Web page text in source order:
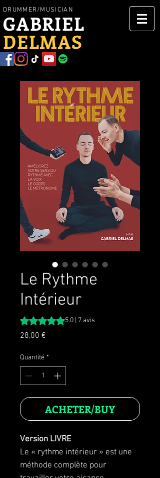
DRUMMER/MUSICIAN
GABRIEL
DELMAS
Le Rythme
Intérieur
La note est de 5.0 sur cinq étoiles selon
5.0 | 7 avis
28,00 €
Quantité *
ACHETER/BUY
Version LIVRE
Le « rythme intérieur » est une
méthode complète pour